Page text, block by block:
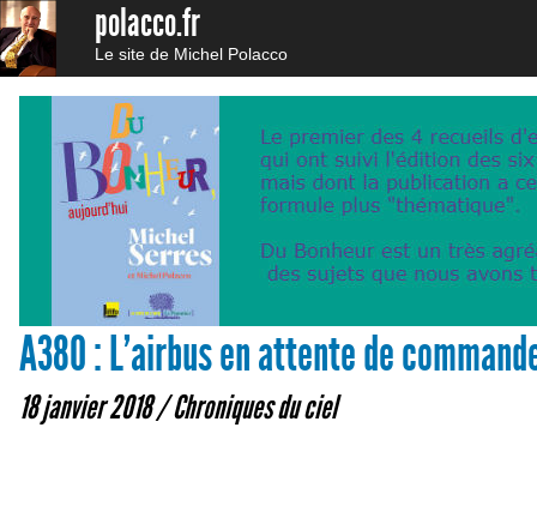
polacco.fr
Le site de Michel Polacco
A380 : L’airbus en attente de
18 janvier 2018 /Chroniques du ciel